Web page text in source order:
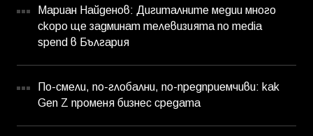
Мариан Найденов: Дигиталните медии много
скоро ще задминат телевизията по media
spend в България
По-смели, по-глобални, по-предприемчиви: как
Gen Z променя бизнес средата